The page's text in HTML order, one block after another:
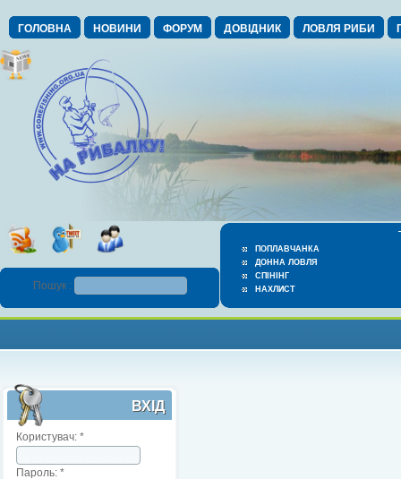
ГОЛОВНА НОВИНИ ФОРУМ ДОВІДНИК ЛОВЛЯ РИБИ
ПОПЛАВЧАНКА
ДОННА ЛОВЛЯ
СПІНІНГ
НАХЛИСТ
Пошук :
ВХІД
Користувач: *
Пароль: *